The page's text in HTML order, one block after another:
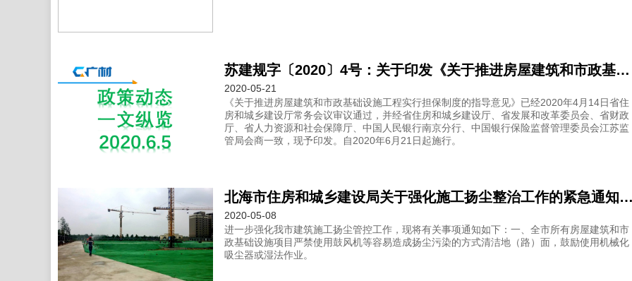
苏建规字〔2020〕4号：关于印发《关于推进房屋建筑和市政基础设施工程实行担保制度的指导意见》的通知
2020-05-21
《关于推进房屋建筑和市政基础设施工程实行担保制度的指导意见》已经2020年4月14日省住
房和城乡建设厅常务会议审议通过，并经省住房和城乡建设厅、省发展和改革委员会、省财政
厅、省人力资源和社会保障厅、中国人民银行南京分行、中国银行保险监督管理委员会江苏监
管局会商一致，现予印发。自2020年6月21日起施行。
北海市住房和城乡建设局关于强化施工扬尘整治工作的紧急通
2020-05-08
进一步强化我市建筑施工扬尘管控工作，现将有关事项通知如下：一、全市所有房屋建筑和市
政基础设施项目严禁使用鼓风机等容易造成扬尘污染的方式清洁地（路）面，鼓励使用机械化
吸尘器或湿法作业。